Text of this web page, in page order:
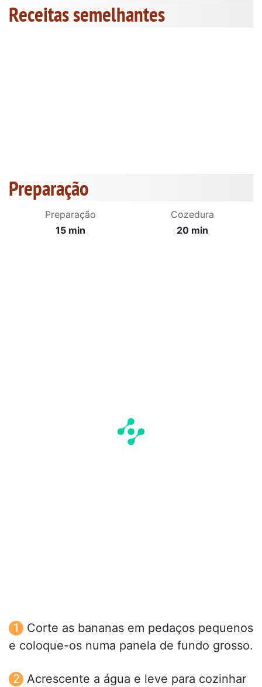
Receitas semelhantes
Preparação
Preparação
15 min
Cozedura
20 min
Corte as bananas em pedaços pequenos
e coloque-os numa panela de fundo grosso.
Acrescente a água e leve para cozinhar